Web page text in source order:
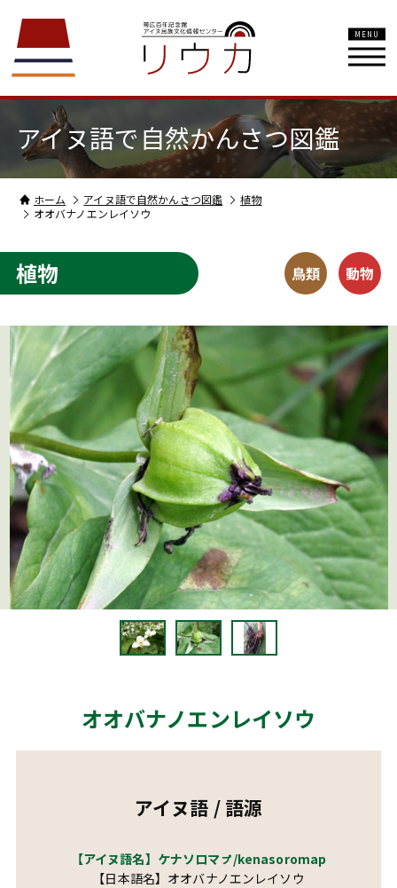
MENU
アイヌ語で自然かんさつ図鑑
ホーム アイヌ語で自然かんさつ図鑑
植物
オオバナノエンレイソウ
植物 鳥類 動物
オオバナノエンレイソウ
アイヌ語 / 語源
【アイヌ語名】ケナソロマㇷ゚/kenasoromap
【日本語名】オオバナノエンレイソウ